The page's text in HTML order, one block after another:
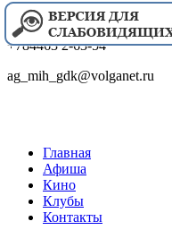
+784463 2-63-54
ag_mih_gdk@volganet.ru
Главная
Афиша
Кино
Клубы
Контакты